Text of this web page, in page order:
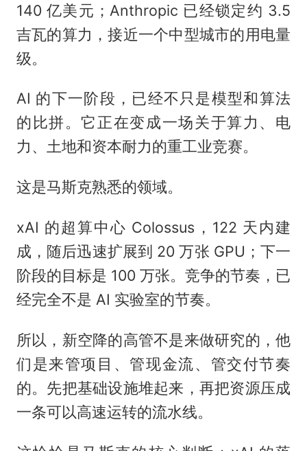
140 亿美元；Anthropic 已经锁定约 3.5
吉瓦的算力，接近一个中型城市的用电量
级。
AI 的下一阶段，已经不只是模型和算法
的比拼。它正在变成一场关于算力、电
力、土地和资本耐力的重工业竞赛。
这是马斯克熟悉的领域。
xAI 的超算中心 Colossus，122 天内建
成，随后迅速扩展到 20 万张 GPU；下一
阶段的目标是 100 万张。竞争的节奏，已
经完全不是 AI 实验室的节奏。
所以，新空降的高管不是来做研究的，他
们是来管项目、管现金流、管交付节奏
的。先把基础设施堆起来，再把资源压成
一条可以高速运转的流水线。